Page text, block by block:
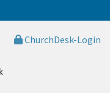
ChurchDesk-Login